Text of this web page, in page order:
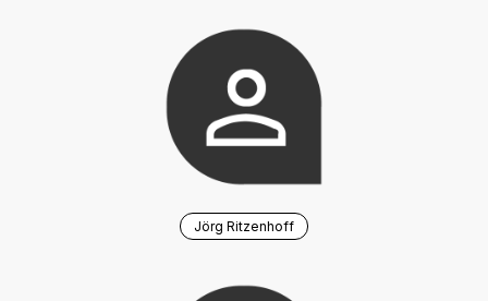
Jörg Ritzenhoff